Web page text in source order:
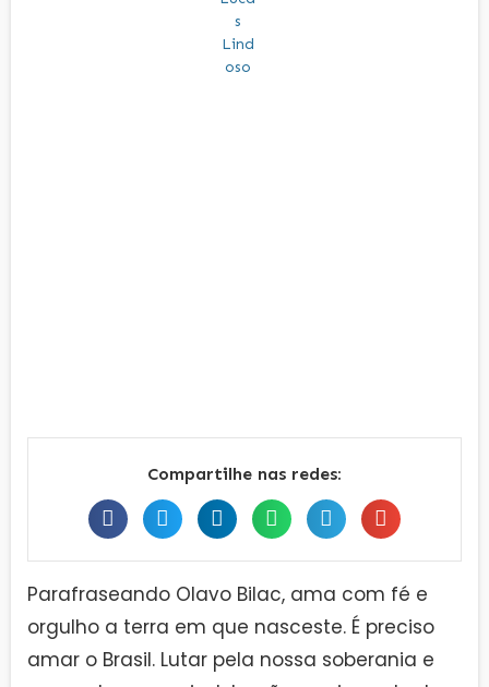
Compartilhe nas redes:
Parafraseando Olavo Bilac, ama com fé e
orgulho a terra em que nasceste. É preciso
amar o Brasil. Lutar pela nossa soberania e